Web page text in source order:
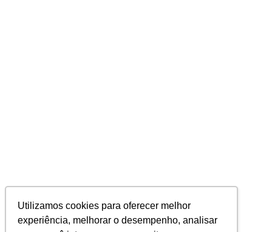
Utilizamos cookies para oferecer melhor
experiência, melhorar o desempenho, analisar